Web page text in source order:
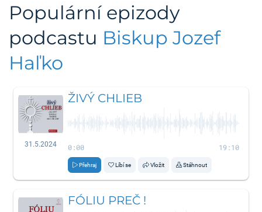
Populární epizody
podcastu Biskup Jozef
Haľko
31.5.2024
ŽIVÝ CHLIEB
0:00 19:10
Přehraj Líbí se Vložit Stáhnout
FÓLIU PREČ !